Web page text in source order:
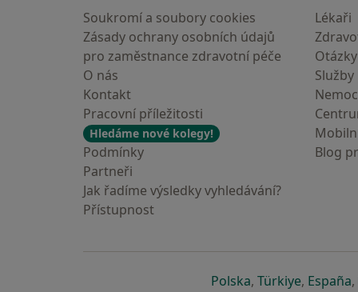
Soukromí a soubory cookies
Zásady ochrany osobních údajů
pro zaměstnance zdravotní péče
O nás
Kontakt
Pracovní příležitosti
Hledáme nové kolegy!
Podmínky
Partneři
Jak řadíme výsledky vyhledávání?
Přístupnost
Lékaři
Služby
Blog
Polskase otevře v nové
, Türkiyese
, España,